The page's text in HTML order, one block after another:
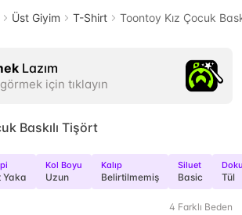
Üst Giyim T-Shirt Toontoy Kız Çocuk
Lazım
için tıklayın
Baskılı Tişört
Yaka
Kol Boyu
Uzun
Kalıp
Belirtilmemiş
Siluet
Basic Tül
4 Farklı Beden